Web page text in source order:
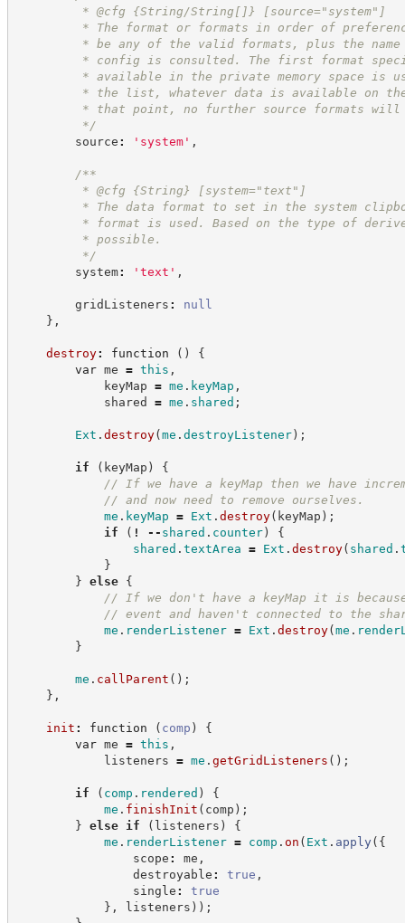
* @cfg {String/String[]} [source="system"]
* The format or formats in order of preference
* be any of the valid formats, plus the name
* config is consulted. The first format
* available in the private memory space is
* the list, whatever data is available on the
* that point, no further source formats will
*/
source : ' system' ,
/**
* @cfg {String}
[system="text"]
* The data format to set in the system
* format is used. Based on the type of derived
* possible.
*/
system: ' text ' ,
gridListeners :
null
} ,
destroy: function ( )
{
var me = this ,
keyMap = me . keyMap ,
shared = me . shared ;
Ext . destroy(me . destroyListener) ;
if ( keyMap )
{
// If we have a keyMap then we have
// and now need to remove ourselves.
me . keyMap = Ext . destroy( keyMap ) ;
if
( ! -- shared . counter)
{
shared . textArea = Ext . destroy( shared .
}
} else
{
// If we don't have a keyMap it is
// event and haven't connected to the
me . renderListener = Ext . destroy(me .
}
me . callParent ( ) ;
} ,
init : function ( comp )
{
var me = this ,
listeners = me . getGridListeners ( ) ;
if ( comp . rendered )
{
me . finishInit ( comp ) ;
} else if ( listeners )
{
me . renderListener = comp . on ( Ext . apply ( {
scope : me ,
destroyable : true ,
single :
true
} , listeners ) ) ;